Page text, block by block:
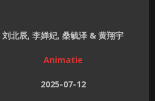
刘北辰, 李婵妃, 桑毓泽 & 黄翔宇
Animatie
2025-07-12